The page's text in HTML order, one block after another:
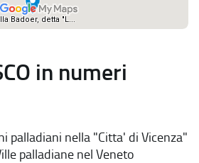
in numeri
palladiani nella "Citta' di Vicenza"
palladiane nel Veneto